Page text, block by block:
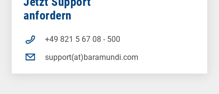
anfordern
+49 821 5 67 08 - 500
support(at)baramundi.com